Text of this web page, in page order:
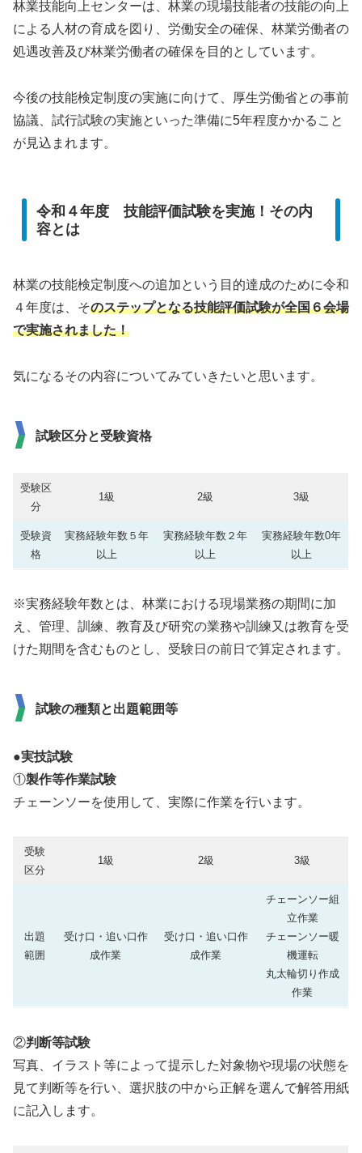
林業技能向上センターは、林業の現場技能者の技能の向上
による人材の育成を図り、労働安全の確保、林業労働者の
処遇改善及び林業労働者の確保を目的としています。
今後の技能検定制度の実施に向けて、厚生労働省との事前
協議、試行試験の実施といった準備に5年程度かかること
が見込まれます。
令和４年度 技能評価試験を実施！その内
容とは
林業の技能検定制度への追加という目的達成のために令和
４年度は、そのステップとなる技能評価試験が全国６会場
で実施されました！
気になるその内容についてみていきたいと思います。
試験区分と受験資格
受験区
分
1級 2級 3級
受験資
格
実務経験年数５年
以上
実務経験年数２年
以上
実務経験年数0年
以上
※実務経験年数とは、林業における現場業務の期間に加
え、管理、訓練、教育及び研究の業務や訓練又は教育を受
けた期間を含むものとし、受験日の前日で算定されます。
試験の種類と出題範囲等
●実技試験
①製作等作業試験
チェーンソーを使用して、実際に作業を行います。
受験
区分
1級 2級 3級
出題
範囲
受け口・追い口作
成作業
受け口・追い口作
成作業
チェーンソー組
立作業
チェーンソー暖
機運転
丸太輪切り作成
作業
②判断等試験
写真、イラスト等によって提示した対象物や現場の状態を
見て判断等を行い、選択肢の中から正解を選んで解答用紙
に記入します。